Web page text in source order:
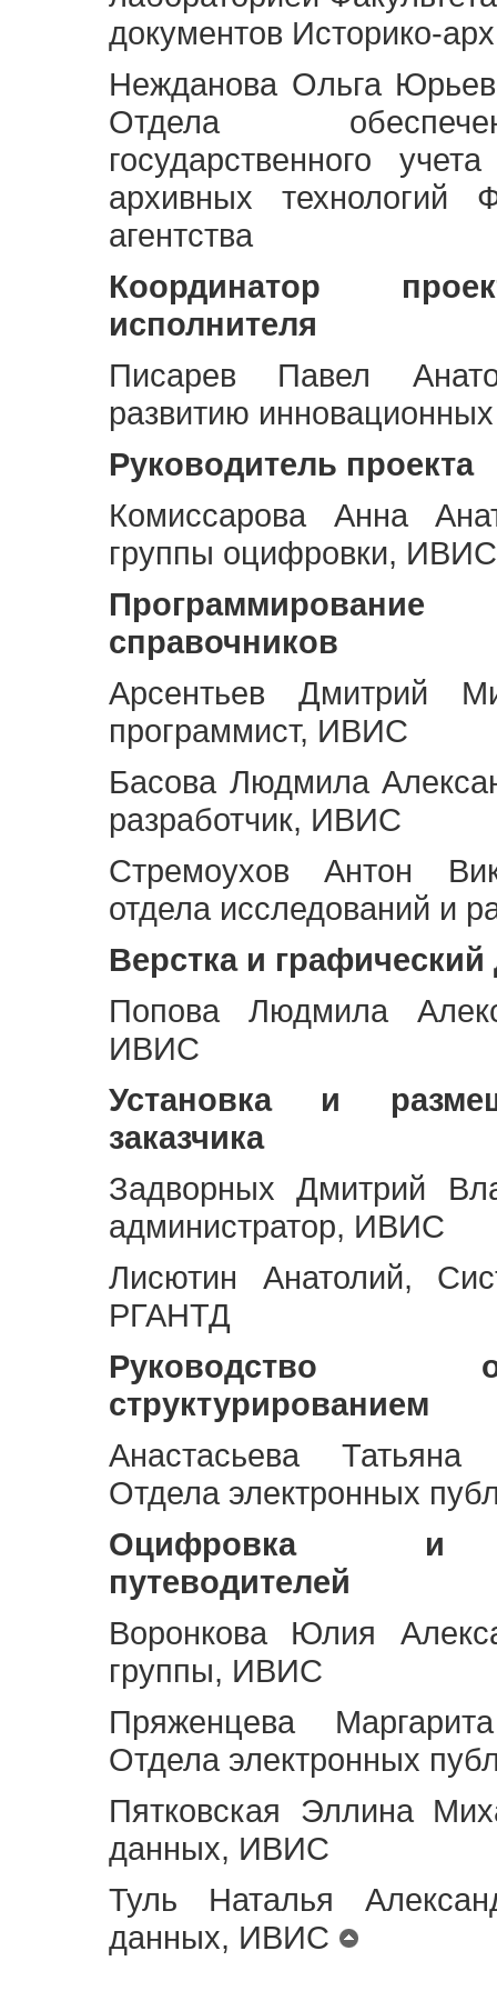
документов Историко-
Нежданова Ольга
Отдела
государственного
архивных технологий
агентства
Координатор
исполнителя
Писарев Павел
развитию
Руководитель проекта
Комиссарова Анна
группы оцифровки, ИВИС
Программирование
справочников
Арсентьев Дмитрий
программист, ИВИС
Басова Людмила
разработчик, ИВИС
Стремоухов Антон
отдела исследований и
Верстка и графический
Попова Людмила
ИВИС
Установка и
заказчика
Задворных Дмитрий
администратор, ИВИС
Лисютин Анатолий,
РГАНТД
Руководство
структурированием
Анастасьева Татьяна
Отдела электронных
Оцифровка и
путеводителей
Воронкова Юлия
группы, ИВИС
Пряженцева
Отдела электронных
Пятковская Эллина
данных, ИВИС
Туль Наталья
данных, ИВИС